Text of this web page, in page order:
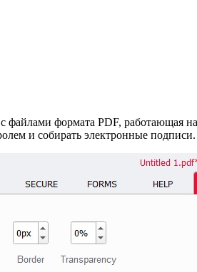
файлами формата PDF, работающая
и собирать электронные